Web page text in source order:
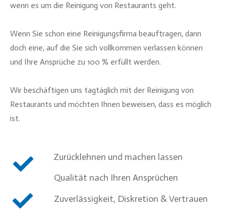
wenn es um die Reinigung von Restaurants geht.
Wenn Sie schon eine Reinigungsfirma beauftragen, dann
doch eine, auf die Sie sich vollkommen verlassen können
und Ihre Ansprüche zu 100 % erfüllt werden.
Wir beschäftigen uns tagtäglich mit der Reinigung von
Restaurants und möchten Ihnen beweisen, dass es möglich
ist.
Zurücklehnen und machen lassen
Qualität nach Ihren Ansprüchen
Zuverlässigkeit, Diskretion & Vertrauen